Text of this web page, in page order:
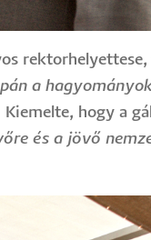
rektorhelyettese,
a
Kiemelte, hogy a
és a jövő